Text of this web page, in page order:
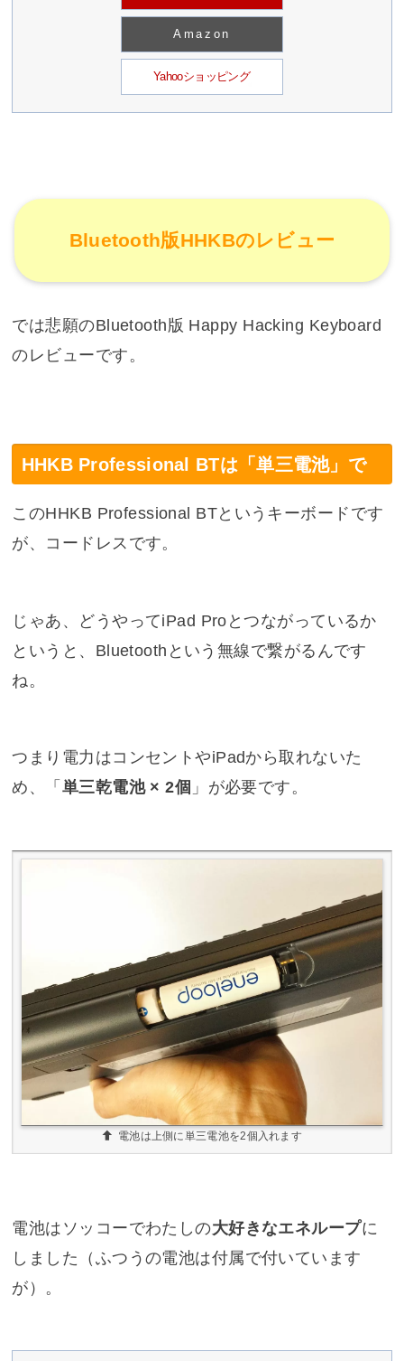
Amazon
Yahooショッピング
Bluetooth版HHKBのレビュー
では悲願のBluetooth版 Happy Hacking Keyboard
のレビューです。
HHKB Professional BTは「単三電池」で
このHHKB Professional BTというキーボードです
が、コードレスです。
じゃあ、どうやってiPad Proとつながっているか
というと、Bluetoothという無線で繋がるんです
ね。
つまり電力はコンセントやiPadから取れないた
め、「 単三乾電池 × 2個 」が必要です。
電池は上側に単三電池を2個入れます
電池はソッコーでわたしの大好きなエネループに
しました（ふつうの電池は付属で付いています
が）。